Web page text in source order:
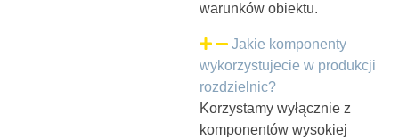
warunków obiektu.
Jakie komponenty
wykorzystujecie w produkcji
rozdzielnic?
Korzystamy wyłącznie z
komponentów wysokiej